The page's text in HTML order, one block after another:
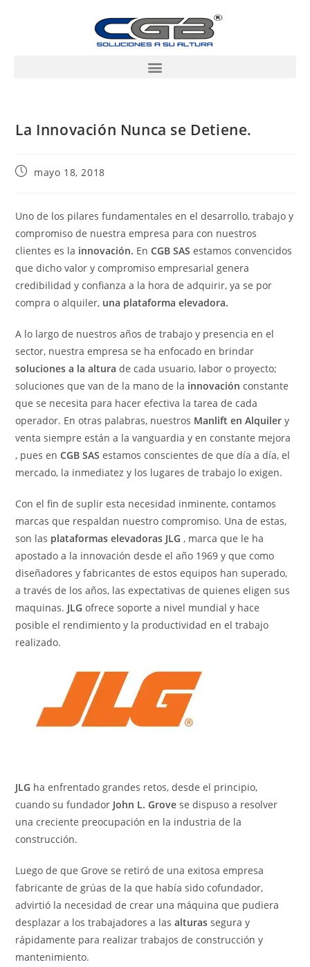
La Innovación Nunca se Detiene.
mayo 18, 2018
Uno de los pilares fundamentales en el desarrollo, trabajo y
compromiso de nuestra empresa para con nuestros
clientes es la innovación. EnCGB SAS estamos convencidos
que dicho valor y compromiso empresarial genera
credibilidad y confianza a la hora de adquirir, ya se por
compra o alquiler, una plataforma elevadora.
A lo largo de nuestros años de trabajo y presencia en el
sector, nuestra empresa se ha enfocado en brindar
soluciones a la altura de cada usuario, labor o proyecto;
soluciones que van de la mano de la innovación constante
que se necesita para hacer efectiva la tarea de cada
operador. En otras palabras, nuestros Manlift en Alquilery
venta siempre están a la vanguardia y en constante mejora
, pues enCGB SAS estamos conscientes de que día a día, el
mercado, la inmediatez y los lugares de trabajo lo exigen.
Con el fin de suplir esta necesidad inminente, contamos
marcas que respaldan nuestro compromiso. Una de estas,
son las plataformas elevadoras JLG, marca que le ha
apostado a la innovación desde el año 1969 y que como
diseñadores y fabricantes de estos equipos han superado,
a través de los años, las expectativas de quienes eligen sus
maquinas. JLG ofrece soporte a nivel mundial y hace
posible el rendimiento y la productividad en el trabajo
realizado.
JLG ha enfrentado grandes retos, desde el principio,
cuando su fundador John L. Grove se dispuso a resolver
una creciente preocupación en la industria de la
construcción.
Luego de que Grove se retiró de una exitosa empresa
fabricante de grúas de la que había sido cofundador,
advirtió la necesidad de crear una máquina que pudiera
desplazar a los trabajadores a lasalturassegura y
rápidamente para realizar trabajos de construcción y
mantenimiento.